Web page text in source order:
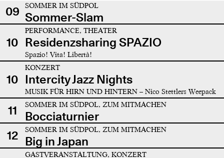
09
SOMMER IM SÜDPOL
Sommer-Slam
10
PERFORMANCE, THEATER
Residenzsharing SPAZIO
Spazio! Vita! Libertà!
10
KONZERT
Intercity Jazz Nights
MUSIK FÜR HIRN UND HINTERN – Nico Stettlers Weepack
11 SOMMER IM SÜDPOL, ZUM MITMACHEN
Bocciaturnier
12
SOMMER IM SÜDPOL, ZUM MITMACHEN
Big in Japan
GASTVERANSTALTUNG, KONZERT